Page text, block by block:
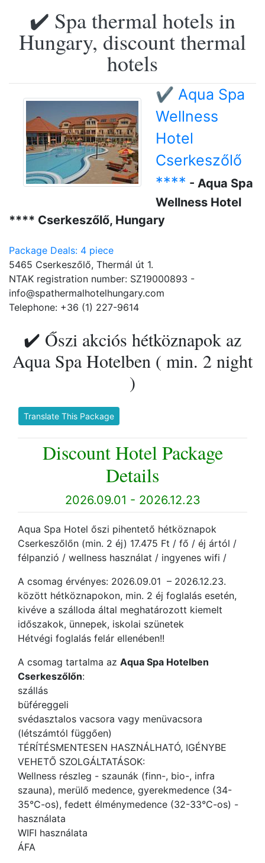
✔️ Spa thermal hotels in
Hungary, discount thermal
hotels
✔️ Aqua Spa
Wellness
Hotel
Cserkeszőlő
**** - Aqua Spa
Wellness Hotel
**** Cserkeszőlő, Hungary
Package Deals: 4 piece
5465 Cserkeszőlő, Thermál út 1.
NTAK registration number: SZ19000893 -
info@spathermalhotelhungary.com
Telephone: +36 (1) 227-9614
✔️ Őszi akciós hétköznapok az
Aqua Spa Hotelben ( min. 2 night
)
Translate This Package
Discount Hotel Package
Details
2026.09.01 - 2026.12.23
Aqua Spa Hotel őszi pihentető hétköznapok
Cserkeszőlőn (min. 2 éj) 17.475 Ft / fő / éj ártól /
félpanzió / wellness használat / ingyenes wifi /
A csomag érvényes: 2026.09.01 – 2026.12.23.
között hétköznapokon, min. 2 éj foglalás esetén,
kivéve a szálloda által meghatározott kiemelt
időszakok, ünnepek, iskolai szünetek
Hétvégi foglalás felár ellenében!!
A csomag tartalma az Aqua Spa Hotelben
Cserkeszőlőn:
szállás
büféreggeli
svédasztalos vacsora vagy menüvacsora
(létszámtól függően)
TÉRÍTÉSMENTESEN HASZNÁLHATÓ, IGÉNYBE
VEHETŐ SZOLGÁLTATÁSOK:
Wellness részleg - szaunák (finn-, bio-, infra
szauna), merülő medence, gyerekmedence (34-
35°C-os), fedett élménymedence (32-33°C-os) -
használata
WIFI használata
ÁFA